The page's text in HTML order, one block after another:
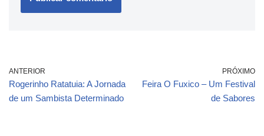
ANTERIOR
Rogerinho Ratatuia: A Jornada
de um Sambista Determinado
PRÓXIMO
Feira O Fuxico – Um Festival
de Sabores